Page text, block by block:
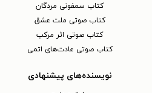
کتاب سمفونی مردگان
کتاب صوتی ملت عشق
کتاب صوتی اثر مرکب
کتاب صوتی عادت‌های اتمی
نویسنده‌های پیشنهادی